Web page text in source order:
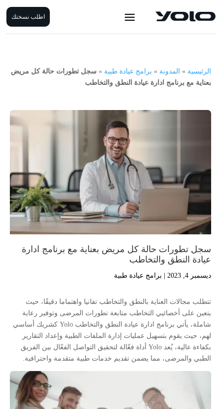
اطلب نسختك
الرئيسية » المدونة » برامج عيادة طبية » سجل تطورات حالة كل مريض
بعناية مع برنامج ادارة عيادة النطق والتخاطب
سجل تطورات حالة كل مريض بعناية مع برنامج ادارة
عيادة النطق والتخاطب
ديسمبر 4, 2023 برامج عيادة طبية
تتطلب مجالات العناية بالنطق والتخاطب تفانيا واهتماما دقيقًا، حيث
يتعين على أخصائيي التخاطب متابعة تطورات المرضى وتوفير رعاية
شاملة، يأتي برنامج ادارة عيادة النطق والتخاطب Yolo كشريك أساسي
لهم، حيث يقوم بتسهيل عمليات إدارة الملفات الطبية وإعداد التقارير
بكفاءة عالية، يُعد Yolo أداة فعّالة لتحقيق التواصل الفعّال بين الفريق
الطبي والمرضى، مما يضمن تقديم خدمات طبية متقدمة واحترافية.